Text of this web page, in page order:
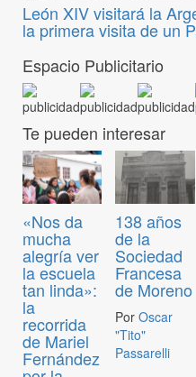
León XIV visitará la
la primera visita de un
Espacio Publicitario
Te pueden interesar
«Nos da
mucha
alegría ver
la escuela
tan linda»:
la
recorrida
de Mariel
Fernández
138 años
de la
Sociedad
Francesa
de Moreno
PorOscar
"Tito"
Passarelli